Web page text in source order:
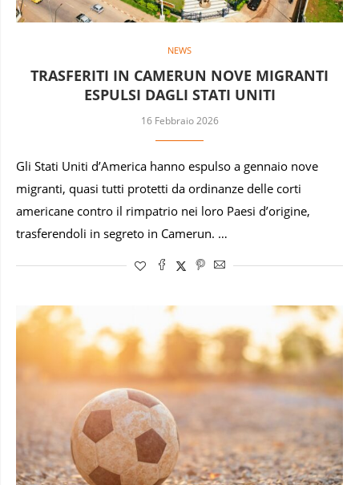
NEWS
TRASFERITI IN CAMERUN NOVE MIGRANTI
ESPULSI DAGLI STATI UNITI
16 Febbraio 2026
Gli Stati Uniti d’America hanno espulso a gennaio nove
migranti, quasi tutti protetti da ordinanze delle corti
americane contro il rimpatrio nei loro Paesi d’origine,
trasferendoli in segreto in Camerun. …